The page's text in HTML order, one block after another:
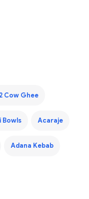
Cow Ghee
Bowls Acaraje
Adana Kebab